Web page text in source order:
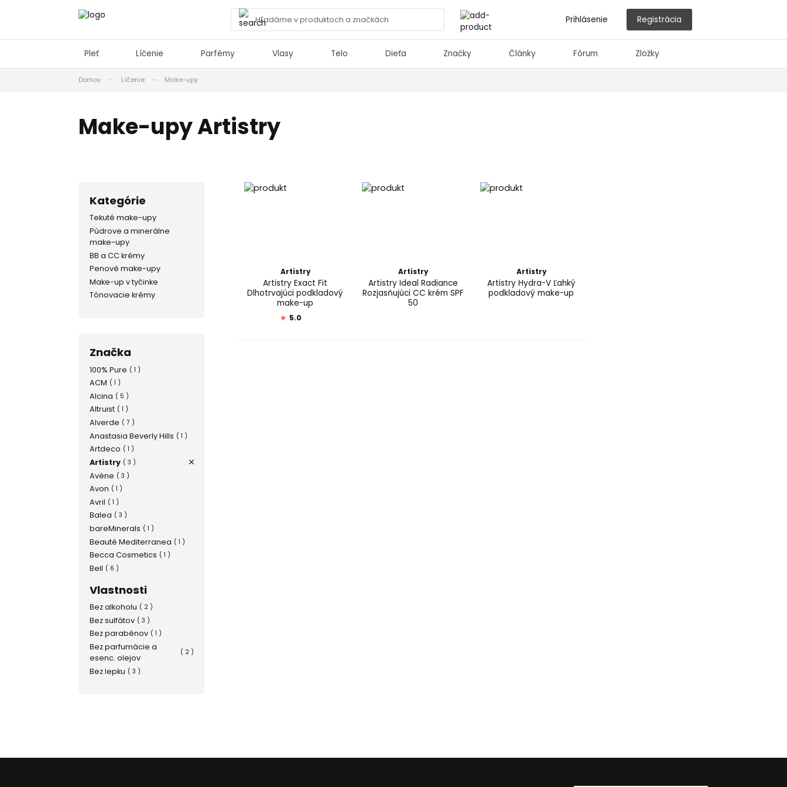
Prihlásenie Registrácia
Pleť Líčenie Parfémy Vlasy Telo Dieťa Značky Články Fórum Zložky
Domov Líčenie Make-upy
Make-upy Artistry
Kategórie
Tekuté make-upy
Púdrove a minerálne
make-upy
BB a CC krémy
Penové make-upy
Make-up v tyčinke
Tónovacie krémy
Značka
100% Pure ( 1 )
ACM ( 1 )
Alcina ( 5 )
Altruist ( 1 )
Alverde ( 7 )
Anastasia Beverly Hills ( 1 )
Artdeco ( 1 )
Artistry ( 3 )
Avène ( 3 )
Avon ( 1 )
Avril ( 1 )
Balea ( 3 )
bareMinerals ( 1 )
Beauté Mediterranea ( 1 )
Becca Cosmetics ( 1 )
Bell ( 6 )
Benecos ( 2 )
Benefit ( 3 )
Bioderma ( 4 )
BioNike ( 1 )
Biotherm ( 1 )
Blumei ( 1 )
Bobbi Brown ( 5 )
Vlastnosti
Bez alkoholu ( 2 )
Bez sulfátov ( 3 )
Bez parabénov ( 1 )
Bez parfumácie a
esenc. olejov
( 2 )
Bez lepku ( 3 )
Artistry
Artistry Exact Fit
Dlhotrvajúci podkladový
make-up
★ 5.0
Artistry
Artistry Ideal Radiance
Rozjasňujúci CC krém SPF
50
Artistry
Artistry Hydra-V Ľahký
podkladový make-up